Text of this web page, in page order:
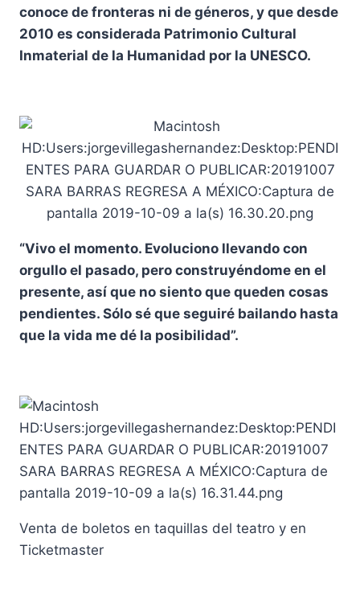
conoce de fronteras ni de géneros, y que desde
2010 es considerada Patrimonio Cultural
Inmaterial de la Humanidad por la UNESCO.
“Vivo el momento. Evoluciono llevando con
orgullo el pasado, pero construyéndome en el
presente, así que no siento que queden cosas
pendientes. Sólo sé que seguiré bailando hasta
que la vida me dé la posibilidad”.
Venta de boletos en taquillas del teatro y en
Ticketmaster